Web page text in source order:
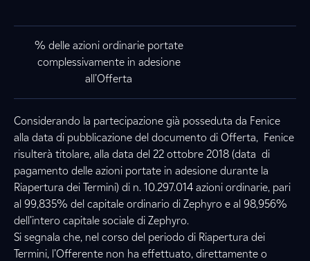
% delle azioni ordinarie portate
complessivamente in adesione
all’Offerta
Considerando la partecipazione già posseduta da Fenice
alla data di pubblicazione del documento di Offerta, Fenice
risulterà titolare, alla data del 22 ottobre 2018 (data di
pagamento delle azioni portate in adesione durante la
Riapertura dei Termini) di n. 10.297.014 azioni ordinarie, pari
al 99,835% del capitale ordinario di Zephyro e al 98,956%
dell’intero capitale sociale di Zephyro.
Si segnala che, nel corso del periodo di Riapertura dei
Termini, l’Offerente non ha effettuato, direttamente o